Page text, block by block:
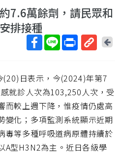
7.6萬餘劑，請民眾和
排接種
短
網
址
回
日表示，今(2024)年第7
就診人次為103,250人次，受
而較上週下降，惟疫情仍處高
變化；多項監測系統顯示近期
毒等多種呼吸道病原體持續於
A型H3N2為主。近日各級學